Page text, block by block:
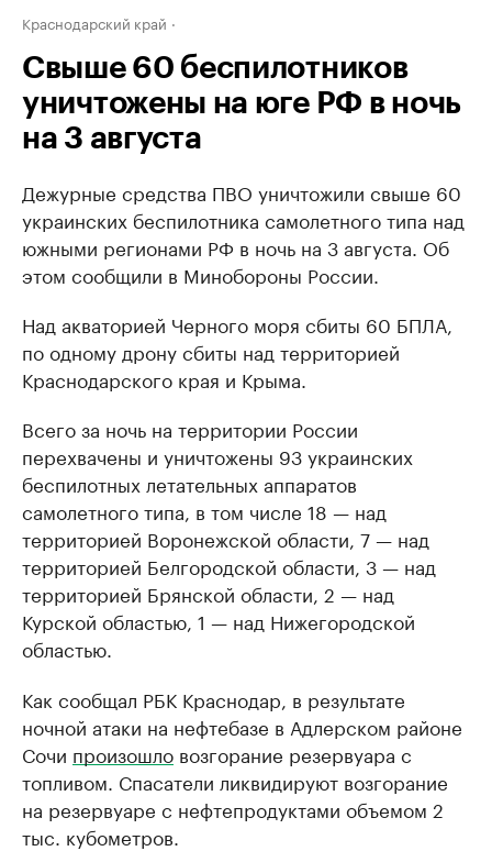
Краснодарский край
Свыше 60 беспилотников
уничтожены на юге РФ в ночь
на 3 августа
Дежурные средства ПВО уничтожили свыше 60
украинских беспилотника самолетного типа над
южными регионами РФ в ночь на 3 августа. Об
этом сообщили в Минобороны России.
Над акваторией Черного моря сбиты 60 БПЛА,
по одному дрону сбиты над территорией
Краснодарского края и Крыма.
Всего за ночь на территории России
перехвачены и уничтожены 93 украинских
беспилотных летательных аппаратов
самолетного типа, в том числе 18 — над
территорией Воронежской области, 7 — над
территорией Белгородской области, 3 — над
территорией Брянской области, 2 — над
Курской областью, 1 — над Нижегородской
областью.
Как сообщал РБК Краснодар, в результате
ночной атаки на нефтебазе в Адлерском районе
Сочи произошло возгорание резервуара с
топливом. Спасатели ликвидируют возгорание
на резервуаре с нефтепродуктами объемом 2
тыс. кубометров.